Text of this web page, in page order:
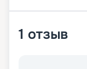
1 отзыв